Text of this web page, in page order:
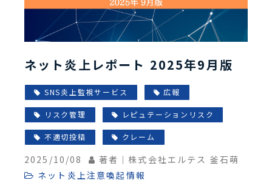
ネット炎上レポート 2025年9月版
SNS炎上監視サービス 広報
リスク管理 レピュテーションリスク
不適切投稿 クレーム
2025/10/08
著者｜株式会社エルテス 釜石萌
ネット炎上注意喚起情報